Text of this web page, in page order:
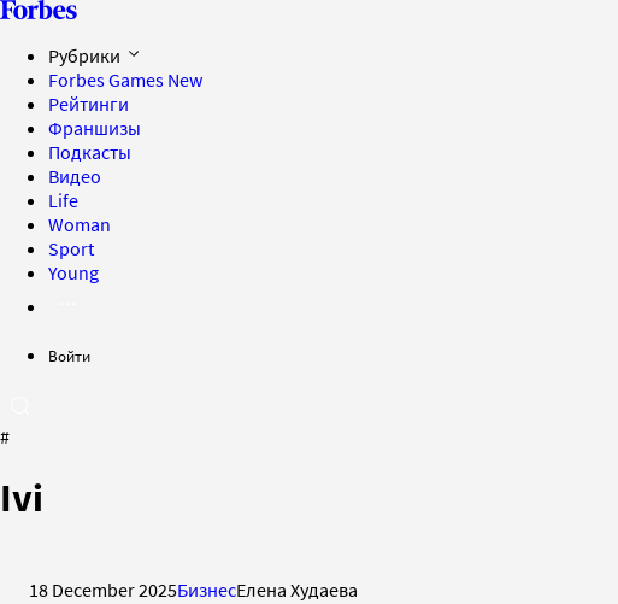
Рубрики
Forbes Games New
Рейтинги
Франшизы
Подкасты
Видео
Life
Woman
Sport
Young
Войти
#
Ivi
18 December 2025БизнесЕлена Худаева